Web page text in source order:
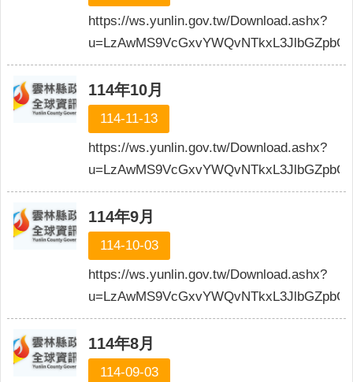
https://ws.yunlin.gov.tw/Download.ashx?
114年10月
114-11-13
https://ws.yunlin.gov.tw/Download.ashx?
114年9月
114-10-03
https://ws.yunlin.gov.tw/Download.ashx?
114年8月
114-09-03